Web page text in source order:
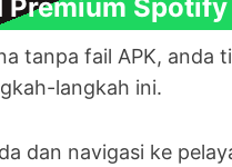
Premium
tanpa fail APK,
langkah ini.
dan navigasi ke